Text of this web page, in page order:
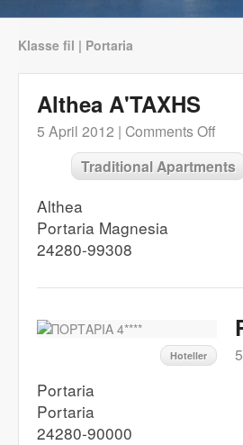
Klasse fil | Portaria
Althea A'TAXHS
5 April 2012 | Comments Off
Traditional Apartments
Althea
Portaria Magnesia
24280-99308
Hoteller
Portaria
Portaria
24280-90000